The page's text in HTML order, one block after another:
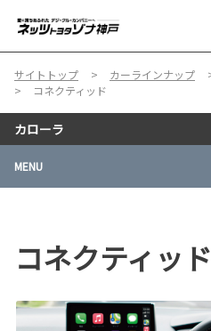
サイトトップ カーラインナップ
コネクティッド
カローラ
MENU
コネクティッド